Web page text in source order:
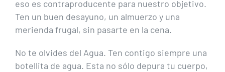
eso es contraproducente para nuestro objetivo.
Ten un buen desayuno, un almuerzo y una
merienda frugal, sin pasarte en la cena.
No te olvides del Agua. Ten contigo siempre una
botellita de agua. Esta no sólo depura tu cuerpo,